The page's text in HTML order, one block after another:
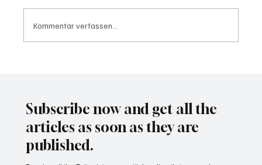
Kommentar verfassen...
Subscribe now and get all the
articles as soon as they are
published.